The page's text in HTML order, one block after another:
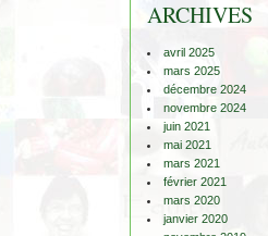
ARCHIVES
avril 2025
mars 2025
décembre 2024
novembre 2024
juin 2021
mai 2021
mars 2021
février 2021
mars 2020
janvier 2020